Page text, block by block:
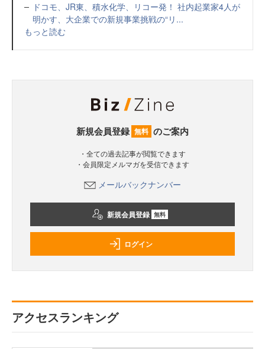
ドコモ、JR東、積水化学、リコー発！ 社内起業家4人が
明かす、大企業での新規事業挑戦の“リ...
もっと読む
新規会員登録 無料 のご案内
・全ての過去記事が閲覧できます
・会員限定メルマガを受信できます
メールバックナンバー
新規会員登録 無料
ログイン
アクセスランキング